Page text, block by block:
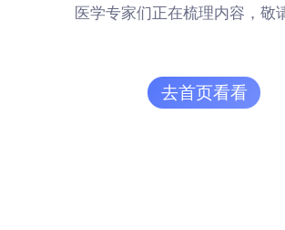
医学专家们正在梳理内容，敬
去首页看看